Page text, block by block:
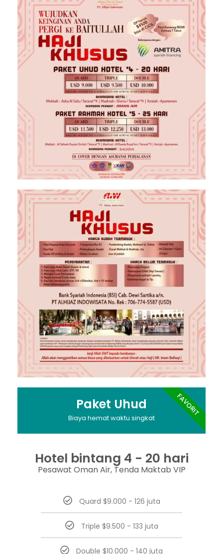
Paket Uhud
Biaya hemat waktu singkat
Hotel bintang 4 - 20 hari
Pesawat Oman Air, Tenda Maktab VIP
Quard $9.000 - 126 juta
Triple $9.500 - 133 juta
Double $10.000 - 140 juta
FAVORIT